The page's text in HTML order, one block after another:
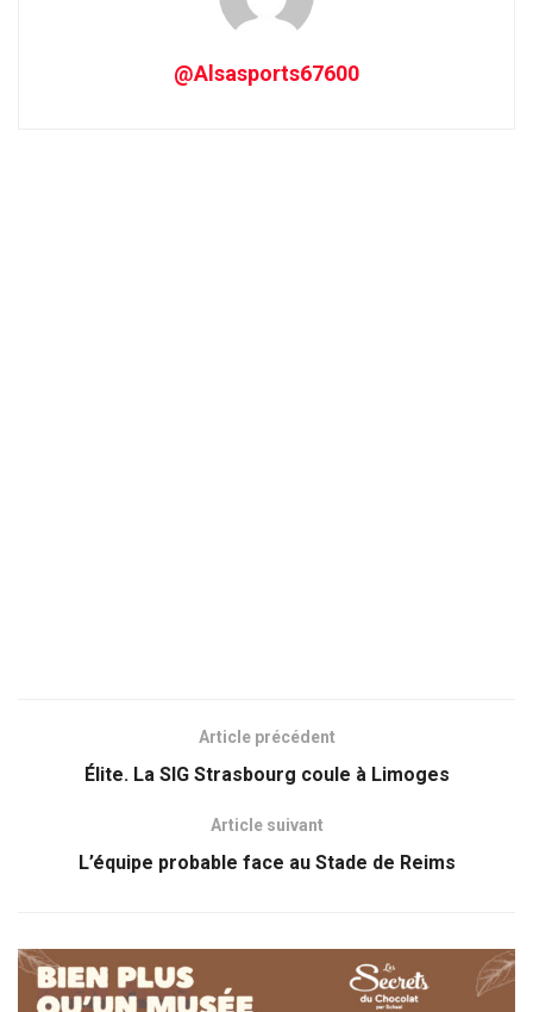
@Alsasports67600
Article précédent
Élite. La SIG Strasbourg coule à Limoges
Article suivant
L’équipe probable face au Stade de Reims